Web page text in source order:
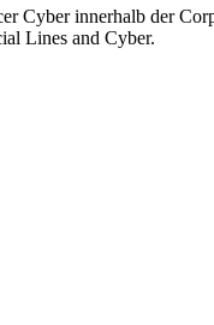
Cyber innerhalb der
Lines and Cyber.